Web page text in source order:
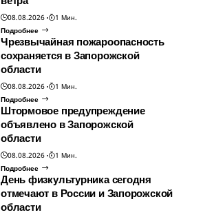
08.08.2026
1 Мин.
Подробнее
Чрезвычайная пожароопасность
сохраняется в Запорожской
области
08.08.2026
1 Мин.
Подробнее
Штормовое предупреждение
объявлено в Запорожской
области
08.08.2026
1 Мин.
Подробнее
День физкультурника сегодня
отмечают в России и Запорожской
области